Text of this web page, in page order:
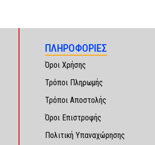
ΠΛΗΡΟΦΟΡΙΕΣ
Όροι Χρήσης
Τρόποι Πληρωμής
Τρόποι Αποστολής
Όροι Επιστροφής
Πολιτική Υπαναχώρησης